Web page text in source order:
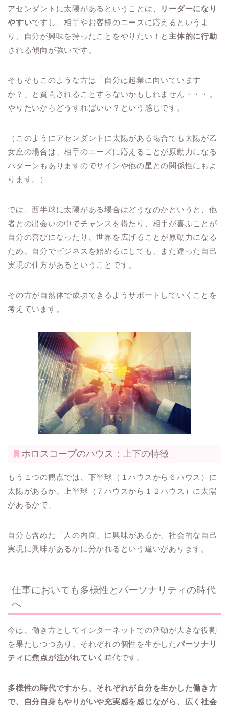
アセンダントに太陽があるということは、
リーダーになり
やすいですし、相手やお客様のニーズに応えるというよ
り、自分が興味を持ったことをやりたい！と 主体的に行動
される傾向が強いです。
そもそもこのような方は「自分は起業に向いています
か？」と質問されることすらないかもしれません・・・。
やりたいからどうすればいい？という感じです。
（このようにアセンダントに太陽がある場合でも太陽が乙
女座の場合は、相手のニーズに応えることが原動力になる
パターンもありますのでサインや他の星との関係性にもよ
ります。）
では、西半球に太陽がある場合はどうなのかというと、他
者との出会いの中でチャンスを得たり、相手が喜ぶことが
自分の喜びになったり、世界を広げることが原動力になる
ため、自分でビジネスを始めるにしても、また違った自己
実現の仕方があるということです。
その方が自然体で成功できるようサポートしていくことを
考えています。
ホロスコープのハウス：上下の特徴
もう１つの観点では、下半球（１ハウスから６ハウス）に
太陽があるか、上半球（７ハウスから１２ハウス）に太陽
があるかで、
自分も含めた「人の内面」に興味があるか、社会的な自己
実現に興味があるかに分かれるという違いがあります。
仕事においても多様性とパーソナリティの時代
へ
今は、働き方としてインターネットでの活動が大きな役割
を果たしつつあり、それぞれの個性を生かしたパーソナリ
ティに焦点が注がれていく 時代です。
多様性の時代ですから、それぞれが自分を生かした働き方
で、自分自身もやりがいや充実感を感じながら、広く社会